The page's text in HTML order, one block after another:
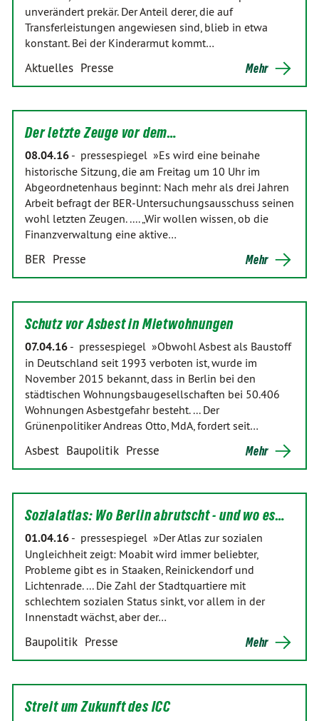
unverändert prekär. Der Anteil derer, die auf
Transferleistungen angewiesen sind, blieb in etwa
konstant. Bei der Kinderarmut kommt…
Aktuelles Presse Mehr
Der letzte Zeuge vor dem…
08.04.16 - pressespiegel »Es wird eine beinahe
historische Sitzung, die am Freitag um 10 Uhr im
Abgeordnetenhaus beginnt: Nach mehr als drei Jahren
Arbeit befragt der BER-Untersuchungsausschuss seinen
wohl letzten Zeugen. .... „Wir wollen wissen, ob die
Finanzverwaltung eine aktive…
BER Presse Mehr
Schutz vor Asbest in Mietwohnungen
07.04.16 - pressespiegel »Obwohl Asbest als Baustoff
in Deutschland seit 1993 verboten ist, wurde im
November 2015 bekannt, dass in Berlin bei den
städtischen Wohnungsbaugesellschaften bei 50.406
Wohnungen Asbestgefahr besteht. ... Der
Grünenpolitiker Andreas Otto, MdA, fordert seit…
Asbest Baupolitik Presse Mehr
Sozialatlas: Wo Berlin abrutscht - und wo es…
01.04.16 - pressespiegel »Der Atlas zur sozialen
Ungleichheit zeigt: Moabit wird immer beliebter,
Probleme gibt es in Staaken, Reinickendorf und
Lichtenrade. ... Die Zahl der Stadtquartiere mit
schlechtem sozialen Status sinkt, vor allem in der
Innenstadt wächst, aber der…
Baupolitik Presse Mehr
Streit um Zukunft des ICC